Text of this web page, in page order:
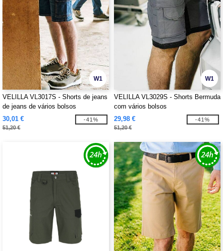
W1
VELILLA VL3017S - Shorts de jeans
de jeans de vários bolsos
30,01 €
51,20 €
-41%
W1
VELILLA VL3029S - Shorts Bermuda
com vários bolsos
29,98 €
51,20 €
-41%